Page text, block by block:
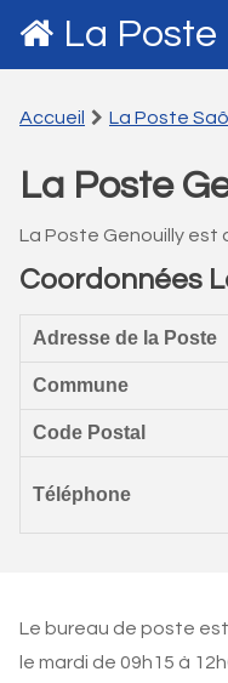
La Poste
Accueil La Poste
La Poste
La Poste Genouilly est
Coordonnées
Adresse de la Poste
Commune
Code Postal
Téléphone
Le bureau de poste est
le mardi de 09h15 à